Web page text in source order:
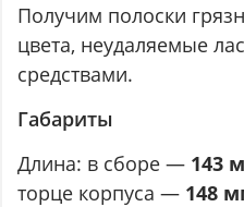
Получим полоски
цвета, неудаляемые
средствами.
Габариты
Длина: в сборе — 143
торце корпуса — 148